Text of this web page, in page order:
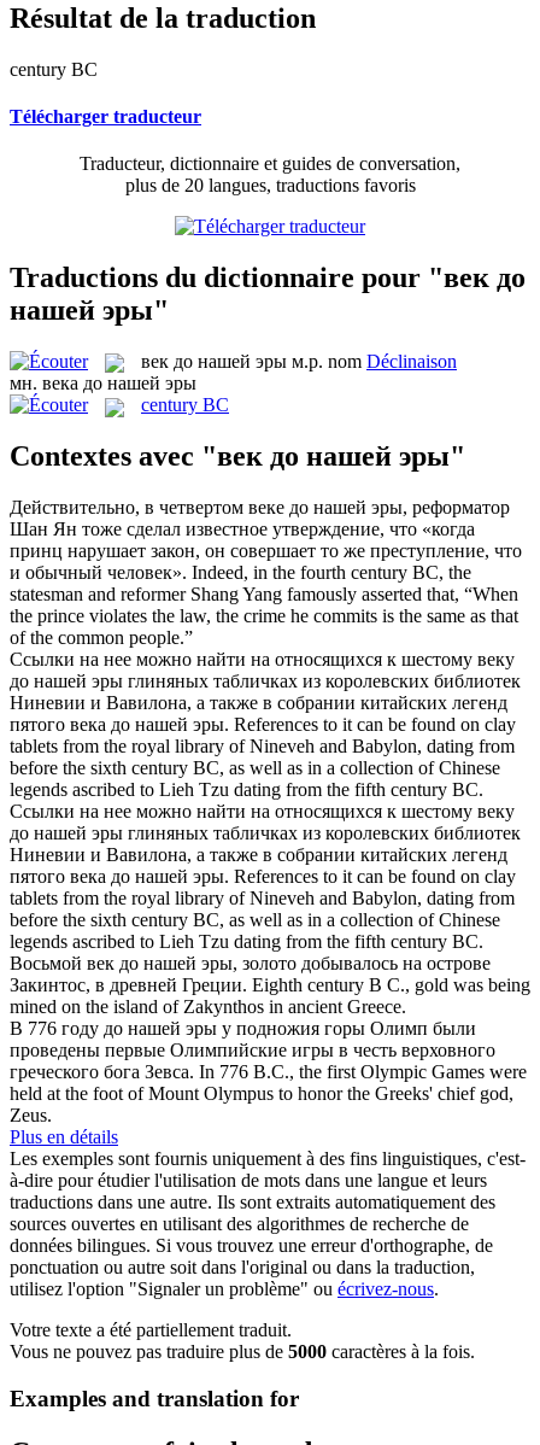
Résultat de la traduction
century BC
Télécharger traducteur
Traducteur, dictionnaire et guides de conversation,
plus de 20 langues, traductions favoris
Traductions du dictionnaire pour "век до
нашей эры"
век до нашей эры м.р. nom Déclinaison
мн. века до нашей эры
century BC
Contextes avec "век до нашей эры"
Действительно, в четвертом веке до нашей эры, реформатор
Шан Ян тоже сделал известное утверждение, что «когда
принц нарушает закон, он совершает то же преступление, что
и обычный человек». Indeed, in the fourth century BC, the
statesman and reformer Shang Yang famously asserted that, “When
the prince violates the law, the crime he commits is the same as that
of the common people.”
Ссылки на нее можно найти на относящихся к шестому веку
до нашей эры глиняных табличках из королевских библиотек
Ниневии и Вавилона, а также в собрании китайских легенд
пятого века до нашей эры. References to it can be found on clay
tablets from the royal library of Nineveh and Babylon, dating from
before the sixth century BC, as well as in a collection of Chinese
legends ascribed to Lieh Tzu dating from the fifth century BC.
Ссылки на нее можно найти на относящихся к шестому веку
до нашей эры глиняных табличках из королевских библиотек
Ниневии и Вавилона, а также в собрании китайских легенд
пятого века до нашей эры. References to it can be found on clay
tablets from the royal library of Nineveh and Babylon, dating from
before the sixth century BC, as well as in a collection of Chinese
legends ascribed to Lieh Tzu dating from the fifth century BC.
Восьмой век до нашей эры, золото добывалось на острове
Закинтос, в древней Греции. Eighth century B C., gold was being
mined on the island of Zakynthos in ancient Greece.
В 776 году до нашей эры у подножия горы Олимп были
проведены первые Олимпийские игры в честь верховного
греческого бога Зевса. In 776 B.C., the first Olympic Games were
held at the foot of Mount Olympus to honor the Greeks' chief god,
Zeus.
Plus en détails
Les exemples sont fournis uniquement à des fins linguistiques, c'est-
à-dire pour étudier l'utilisation de mots dans une langue et leurs
traductions dans une autre. Ils sont extraits automatiquement des
sources ouvertes en utilisant des algorithmes de recherche de
données bilingues. Si vous trouvez une erreur d'orthographe, de
ponctuation ou autre soit dans l'original ou dans la traduction,
utilisez l'option "Signaler un problème" ou écrivez-nous.
Votre texte a été partiellement traduit.
Vous ne pouvez pas traduire plus de 5000 caractères à la fois.
Examples and translation for